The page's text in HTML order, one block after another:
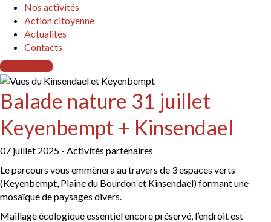
Nos activités
Action citoyenne
Actualités
Contacts
Actualités
Balade nature 31 juillet
Keyenbempt + Kinsendael
07 juillet 2025 - Activités partenaires
Le parcours vous emmènera au travers de 3 espaces verts
(Keyenbempt, Plaine du Bourdon et Kinsendael) formant une
mosaïque de paysages divers.
Maillage écologique essentiel encore préservé, l’endroit est